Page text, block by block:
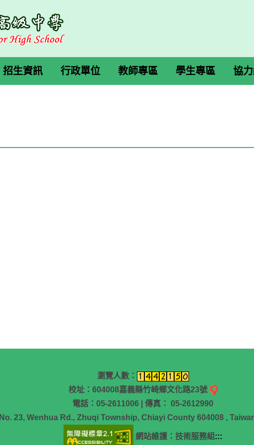
招生資訊 行政單位 教師專區 學生專區 協
瀏覽人數：
校址：604008嘉義縣竹崎鄉文化路23號
電話：05-2611006 | 傳真： 05-2612990
No. 23, Wenhua Rd., Zhuqi Township, Chiayi County 604008 ,
網站維護：技術服務組:::